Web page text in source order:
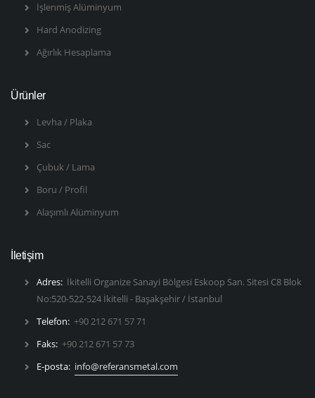
İşlenmiş Alüminyum
Hard Anodizing
Ağırlık Hesaplama
Ürünler
Levha / Plaka
Sac
Çubuk / Lama
Boru / Profil
Alaşımlı Alüminyum
İletişim
Adres: İkitelli Organize Sanayi Bölgesi Eskoop San. Sitesi C8 Blok
No:520-522-524 İkitelli - Başakşehir / İstanbul
Telefon: +90 212 671 57 71
Faks: +90 212 671 57 73
E-posta: info@referansmetal.com